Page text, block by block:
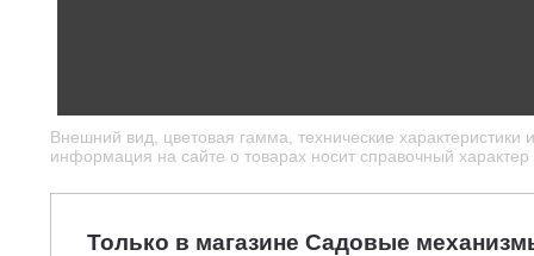
Внешний вид, цветовая гамма, технические
информация на сайте о товарах носит справочный
Только в магазине Садовые